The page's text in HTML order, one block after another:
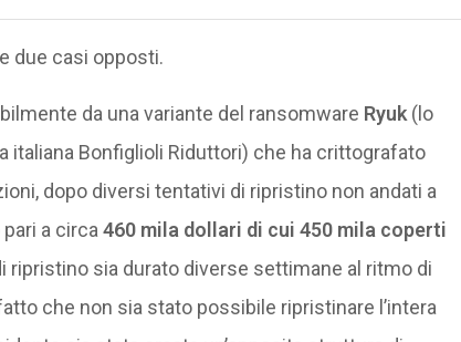
due casi opposti.
da una variante del ransomware Ryuk(lo
italiana Bonfiglioli Riduttori) che ha crittografato
dopo diversi tentativi di ripristino non andati a
a circa 460 mila dollari di cui 450 mila coperti
ripristino sia durato diverse settimane al ritmo di
che non sia stato possibile ripristinare l’intera